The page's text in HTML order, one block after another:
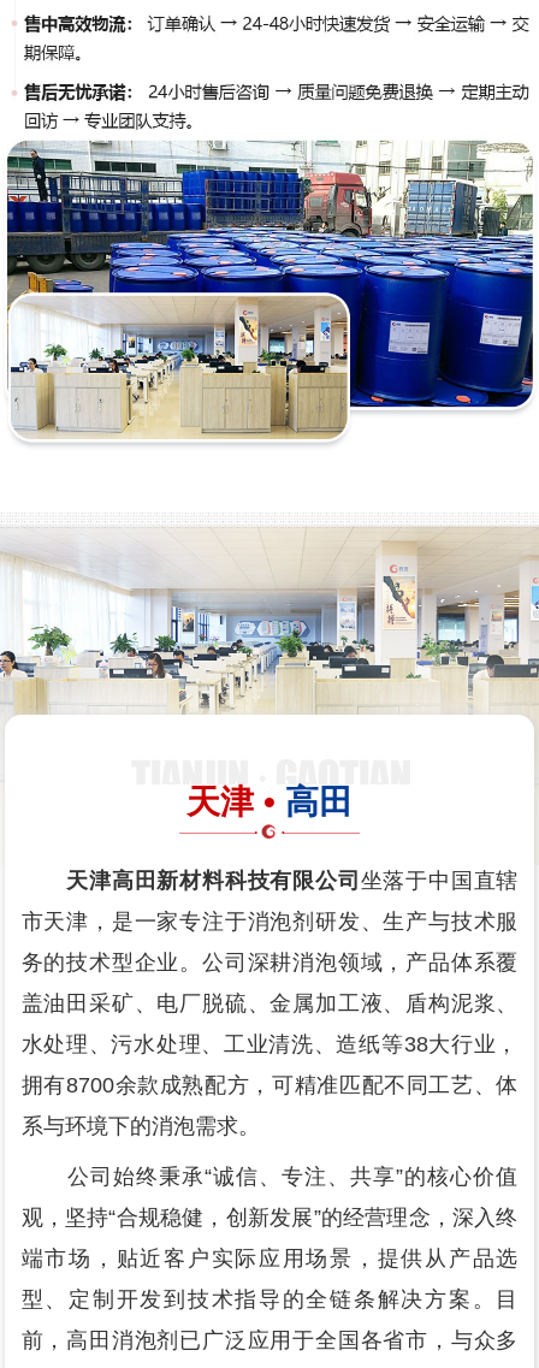
天津 • 高田
天津高田新材料科技有限公司 坐落于中国直辖
市天津，是一家专注于消泡剂研发、生产与技术服
务的技术型企业。公司深耕消泡领域，产品体系覆
盖油田采矿、电厂脱硫、金属加工液、盾构泥浆、
水处理、污水处理、工业清洗、造纸等38大行业，
拥有8700余款成熟配方，可精准匹配不同工艺、体
系与环境下的消泡需求。
公司始终秉承“诚信、专注、共享”的核心价值
观，坚持“合规稳健，创新发展”的经营理念，深入终
端市场，贴近客户实际应用场景，提供从产品选
型、定制开发到技术指导的全链条解决方案。目
前，高田消泡剂已广泛应用于全国各省市，与众多